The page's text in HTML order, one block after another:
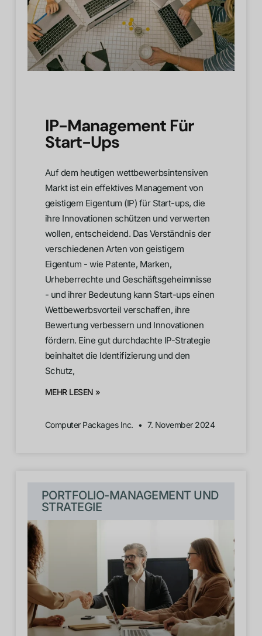
IP-Management Für
Start-Ups
Auf dem heutigen wettbewerbsintensiven
Markt ist ein effektives Management von
geistigem Eigentum (IP) für Start-ups, die
ihre Innovationen schützen und verwerten
wollen, entscheidend. Das Verständnis der
verschiedenen Arten von geistigem
Eigentum - wie Patente, Marken,
Urheberrechte und Geschäftsgeheimnisse
- und ihrer Bedeutung kann Start-ups einen
Wettbewerbsvorteil verschaffen, ihre
Bewertung verbessern und Innovationen
fördern. Eine gut durchdachte IP-Strategie
beinhaltet die Identifizierung und den
Schutz,
MEHR LESEN »
Computer Packages Inc. 7. November 2024
PORTFOLIO-MANAGEMENT UND
STRATEGIE